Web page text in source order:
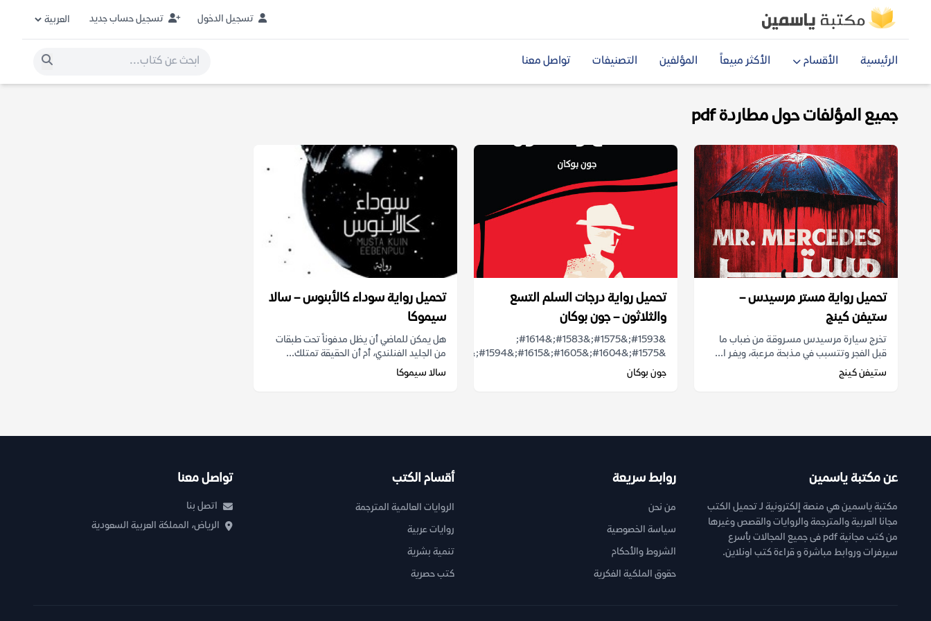
تسجيل الدخول تسجيل حساب جديد
الرئيسية الأقسام الأكثر مبيعاً المؤلفين التصنيفات تواصل معنا
جميع المؤلفات حول مطاردة pdf
تحميل رواية مستر مرسيدس –
ستيفن كينج
تخرج سيارة مرسيدس مسـروقـة من ضباب ما
قبل الفجر وتتسبب في مـذبحة مـرعبة، ويفـر ا...
ستيفن كينج
تحميل رواية درجات السلم التسع
والثلاثون – جون بوكان
&#1593;&#1575;&#1583;&#1614;
&#1575;&#1604;&#1605;&#1615;&#1594;&#1575;&#1605;&#...
جون بوكان
تحميل رواية سوداء كالأبنوس – سالا
سيموكا
هل يمكن للماضي أن يظل مدفوناً تحت طبقات
من الجليد الفنلندي، أم أن الحقيقة تمتلك...
سالا سيموكا
عن مكتبة ياسمين
مكتبة ياسمين هي منصة إلكترونية لـ تحميل الكتب
مجانا العربية والمترجمة والروايات والقصص وغيرها
من كتب مجانية pdf فى جميع المجالات بأسرع
سيرفرات وروابط مباشرة و قراءة كتب اونلاين.
روابط سريعة
من نحن
سياسة الخصوصية
الشروط والأحكام
حقوق الملكية الفكرية
أقسام الكتب
الروايات العالمية المترجمة
روايات عربية
تنمية بشرية
كتب حصرية
تواصل معنا
اتصل بنا
الرياض، المملكة العربية السعودية